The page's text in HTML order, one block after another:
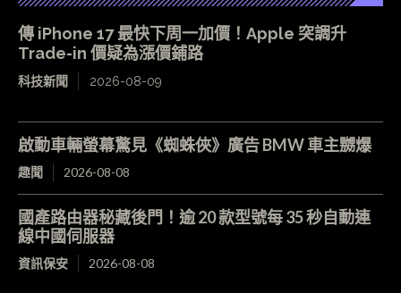
傳 iPhone 17 最快下周一加價！Apple 突調升
Trade-in 價疑為漲價鋪路
科技新聞 2026-08-09
啟動車輛螢幕驚見《蜘蛛俠》廣告 BMW 車主嬲爆
趣聞 2026-08-08
國產路由器秘藏後門！逾 20 款型號每 35 秒自動連
線中國伺服器
資訊保安 2026-08-08